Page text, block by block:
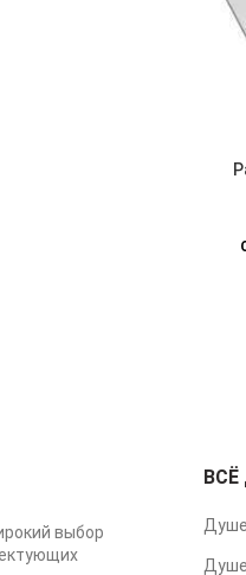
выбор